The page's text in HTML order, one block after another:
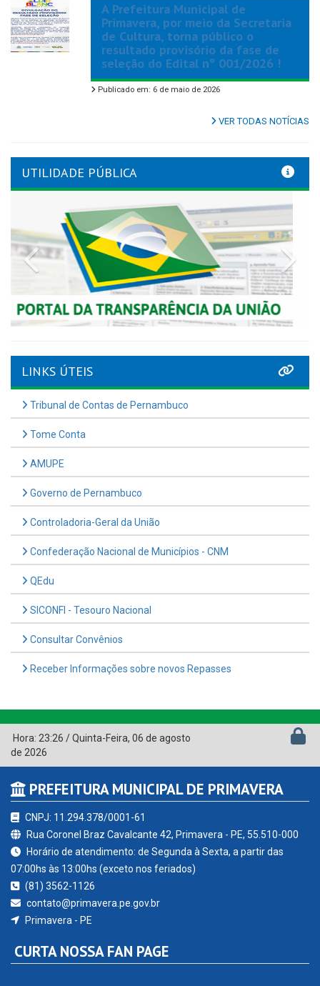
A Prefeitura Municipal de
Primavera, por meio da Secretaria
de Cultura, torna público o
resultado provisório da fase de
seleção do Edital nº 001/2026 !
Publicado em: 6 de maio de 2026
VER TODAS NOTÍCIAS
UTILIDADE PÚBLICA
Previous
LINKS ÚTEIS
Tribunal de Contas de Pernambuco
Tome Conta
AMUPE
Governo de Pernambuco
Controladoria-Geral da União
Confederação Nacional de Municípios - CNM
QEdu
SICONFI - Tesouro Nacional
Consultar Convênios
Receber Informações sobre novos Repasses
Hora: 23:26 /Quinta-Feira, 06 de agosto
de 2026
PREFEITURA MUNICIPAL DE PRIMAVERA
CNPJ: 11.294.378/0001-61
Rua Coronel Braz Cavalcante 42, Primavera - PE, 55.510-000
Horário de atendimento: de Segunda à Sexta, a partir das
07:00hs às 13:00hs (exceto nos feriados)
(81) 3562-1126
contato@primavera.pe.gov.br
Primavera - PE
CURTA NOSSA FAN PAGE